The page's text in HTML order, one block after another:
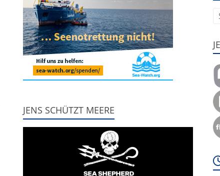
JENS SCHÜTZT MEERE